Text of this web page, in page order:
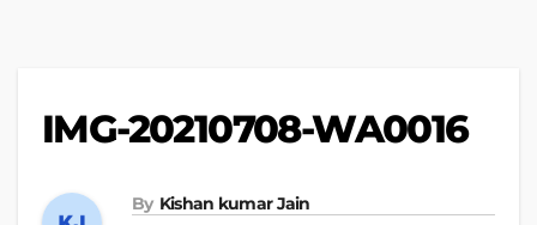
IMG-20210708-WA0016
By Kishan kumar Jain